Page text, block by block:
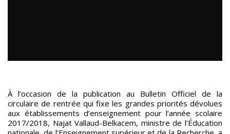
À l’occasion de la publication au Bulletin Officiel de la
circulaire de rentrée qui fixe les grandes priorités dévolues
aux établissements d’enseignement pour l’année scolaire
2017/2018, Najat Vallaud-Belkacem, ministre de l’Éducation